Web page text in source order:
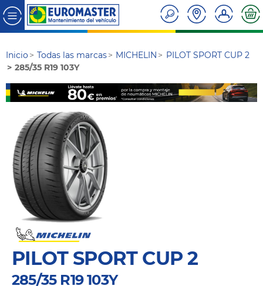
Inicio Todas las marcas MICHELIN
PILOT SPORT CUP 2
285/35 R19 103Y
PILOT SPORT CUP 2
285/35 R19 103Y